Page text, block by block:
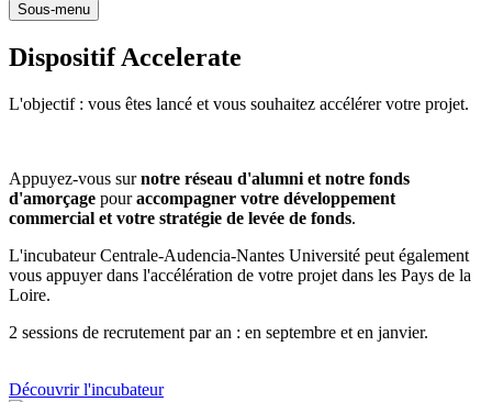
Sous-menu
Dispositif Accelerate
L'objectif : vous êtes lancé et vous souhaitez accélérer votre projet.
Appuyez-vous surnotre réseau d'alumni et notre fonds
d'amorçage pouraccompagner votre développement
commercial et votre stratégie de levée de fonds.
L'incubateur Centrale-Audencia-Nantes Université peut également
vous appuyer dans l'accélération de votre projet dans les Pays de la
Loire.
2 sessions de recrutement par an : en septembre et en janvier.
Découvrir l'incubateur